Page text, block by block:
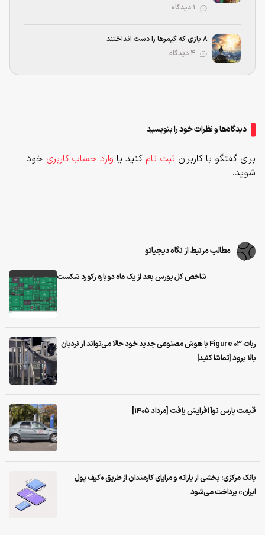
۸ بازی که گیمرها را دست انداختند
دیدگاه‌ها و نظرات خود را بنویسید
برای گفتگو با کاربران ثبت نام کنید یا وارد حساب کاربری خود
شوید.
مطالب مرتبط از نگاه دیجیاتو
شاخص کل بورس بعد از یک ماه دوباره رکورد شکست
ربات Figure 03 با هوش مصنوعی جدید خود حالا می‌تواند از نردبان
بالا برود [تماشا کنید]
قیمت پارس نوآ افزایش یافت [مرداد ۱۴۰۵]
بانک مرکزی: بخشی از یارانه و مزایای کارمندان از طریق «کیف پول
ایران» پرداخت می‌شود